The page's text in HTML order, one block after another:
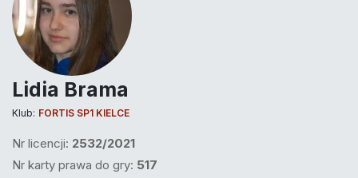
Lidia Brama
Klub: FORTIS SP1 KIELCE
Nr licencji: 2532/2021
Nr karty prawa do gry: 517